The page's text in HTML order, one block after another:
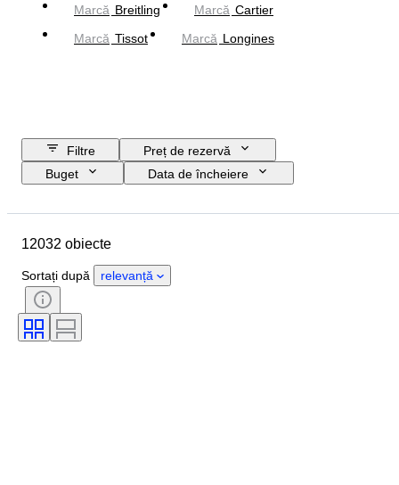
Marcă Breitling Marcă Cartier
Marcă Tissot Marcă Longines
Filtre
Preț de rezervă
Buget
Data de încheiere
Obiect
Sexul
Perioadă
Certificare
Subiect
Culoare
12032 obiecte
Sortați după relevanță